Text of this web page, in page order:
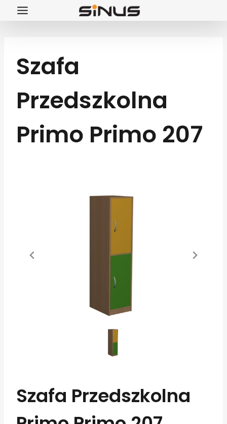
Przejdź
Szafa
Przedszkolna
Primo Primo 207
Szafa Przedszkolna